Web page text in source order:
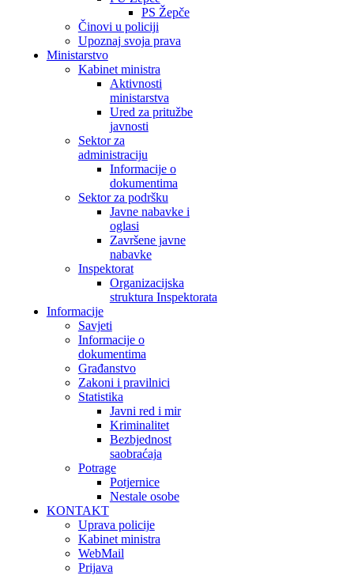
PS Žepče
Činovi u policiji
Upoznaj svoja prava
Ministarstvo
Kabinet ministra
Aktivnosti
ministarstva
Ured za pritužbe
javnosti
Sektor za
administraciju
Informacije o
dokumentima
Sektor za podršku
Javne nabavke i
oglasi
Završene javne
nabavke
Inspektorat
Organizacijska
struktura Inspektorata
Informacije
Savjeti
Informacije o
dokumentima
Građanstvo
Zakoni i pravilnici
Statistika
Javni red i mir
Kriminalitet
Bezbjednost
saobraćaja
Potrage
Potjernice
Nestale osobe
KONTAKT
Uprava policije
Kabinet ministra
WebMail
Prijava